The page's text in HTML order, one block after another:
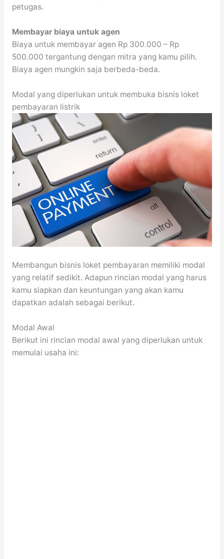
petugas.
Membayar biaya untuk agen
Biaya untuk membayar agen Rp 300.000 – Rp
500.000 tergantung dengan mitra yang kamu pilih.
Biaya agen mungkin saja berbeda-beda.
Modal yang diperlukan untuk membuka bisnis loket
pembayaran listrik
Membangun bisnis loket pembayaran memiliki modal
yang relatif sedikit. Adapun rincian modal yang harus
kamu siapkan dan keuntungan yang akan kamu
dapatkan adalah sebagai berikut.
Modal Awal
Berikut ini rincian modal awal yang diperlukan untuk
memulai usaha ini: